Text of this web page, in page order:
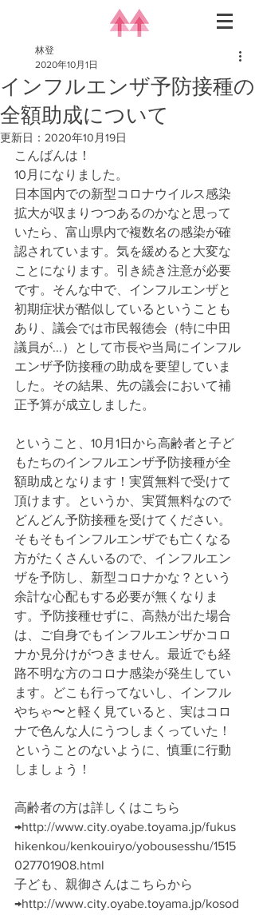
インフルエンザ予防接種の
全額助成について
林登
2020年10月1日
更新日： 2020年10月19日
こんばんは！
10月になりました。
日本国内での新型コロナウイルス感染
拡大が収まりつつあるのかなと思って
いたら、富山県内で複数名の感染が確
認されています。気を緩めると大変な
ことになります。引き続き注意が必要
です。そんな中で、インフルエンザと
初期症状が酷似しているということも
あり、議会では市民報徳会（特に中田
議員が...）として市長や当局にインフル
エンザ予防接種の助成を要望していま
した。その結果、先の議会において補
正予算が成立しました。
ということ、10月1日から高齢者と子ど
もたちのインフルエンザ予防接種が全
額助成となります！実質無料で受けて
頂けます。というか、実質無料なので
どんどん予防接種を受けてください。
そもそもインフルエンザでも亡くなる
方がたくさんいるので、インフルエン
ザを予防し、新型コロナかな？という
余計な心配もする必要が無くなりま
す。予防接種せずに、高熱が出た場合
は、ご自身でもインフルエンザかコロ
ナか見分けがつきません。最近でも経
路不明な方のコロナ感染が発生してい
ます。どこも行ってないし、インフル
やちゃ〜と軽く見ていると、実はコロ
ナで色んな人にうつしまくっていた！
ということのないように、慎重に行動
しましょう！
高齢者の方は詳しくはこちら
→http://www.city.oyabe.toyama.jp/fukus
hikenkou/kenkouiryo/yobousesshu/1515
027701908.html
子ども、親御さんはこちらから
→http://www.city.oyabe.toyama.jp/kosod